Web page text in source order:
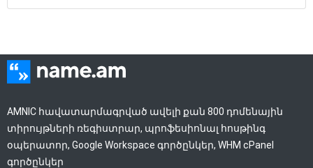
AMNIC հավատարմագրված ավելի քան 800 դոմենային
տիրույթների ռեգիստրար, պրոֆեսիոնալ հոսթինգ
օպերատոր, Google Workspace գործընկեր, WHM cPanel
գործընկեր